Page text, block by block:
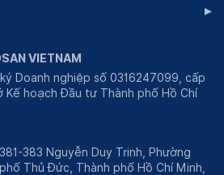
▸
VIETNAM
Doanh nghiệp số 0316247099, cấp
hoạch Đầu tư Thành phố Hồ Chí
383 Nguyễn Duy Trinh, Phường
Thủ Đức, Thành phố Hồ Chí Minh,